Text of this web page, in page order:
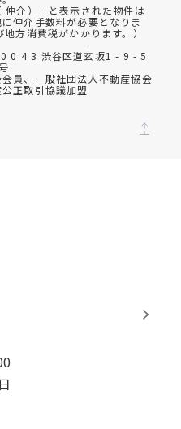
介）」と表示された物件は
仲介手数料が必要となりま
方消費税がかかります。）
0 4 3 渋谷区道玄坂1 - 9 - 5
員、一般社団法人不動産協会
正取引協議加盟